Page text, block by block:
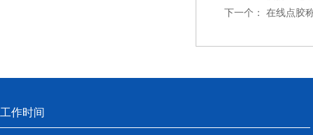
下一个：
在线点胶
工作时间